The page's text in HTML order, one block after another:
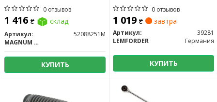
0 отзывов
1 416 ₴ склад
Артикул:
52088251M
MAGNUM TECHNOLOGY
КУПИТЬ
0 отзывов
1 019 ₴ завтра
Артикул:
39281
LEMFORDER
Германия
КУПИТЬ